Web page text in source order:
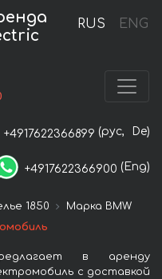
RUS ENG
+4917622366899 (рус, De)
+4917622366900 (Eng)
1850
Марка BMW
в аренду
с доставкой